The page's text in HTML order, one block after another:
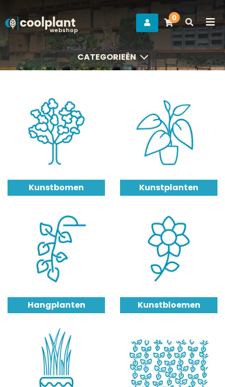
webshop
0
CATEGORIEËN
CATEGORIEËN
Kunstbomen Kunstplanten
Hangplanten Kunstbloemen